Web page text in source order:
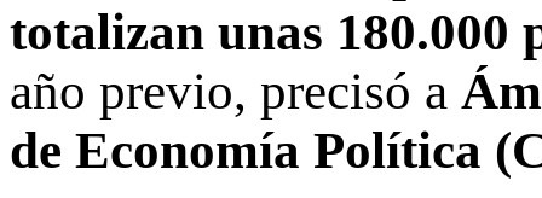
totalizan unas 180.000
año previo, precisó a
de Economía Política